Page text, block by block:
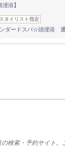
浴】
スタイリスト指定
ンダードスパ☆頭浸浴
検索・予約サイト